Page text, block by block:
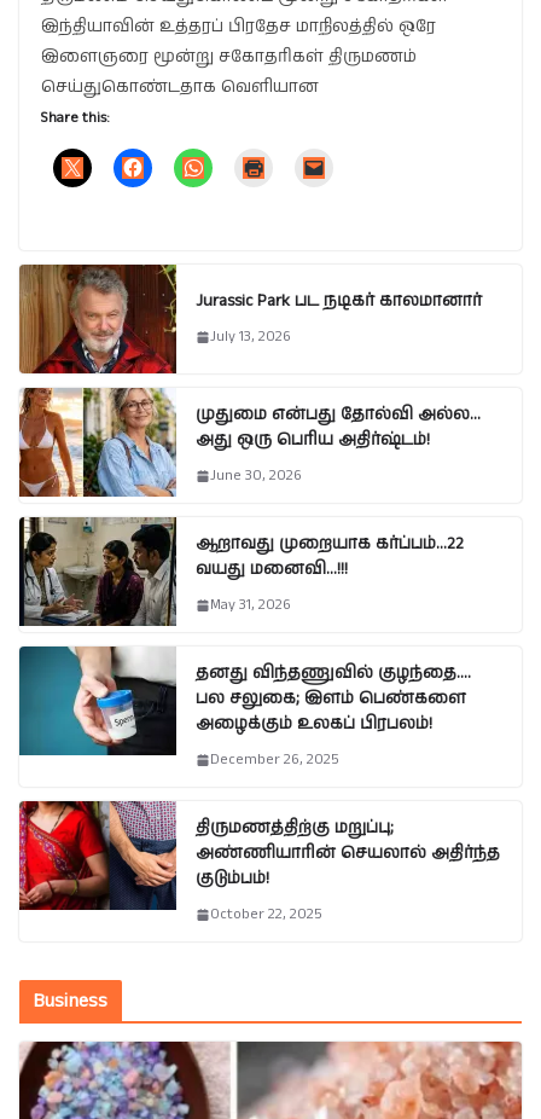
இந்தியாவின் உத்தரப் பிரதேச மாநிலத்தில் ஒரே
இளைஞரை மூன்று சகோதரிகள் திருமணம்
செய்துகொண்டதாக வெளியான
Share this:
Jurassic Park பட நடிகர் காலமானார்
July 13, 2026
முதுமை என்பது தோல்வி அல்ல…
அது ஒரு பெரிய அதிர்ஷ்டம்!
June 30, 2026
ஆறாவது முறையாக கர்ப்பம்…22
வயது மனைவி…!!!
May 31, 2026
தனது விந்தணுவில் குழந்தை….
பல சலுகை; இளம் பெண்களை
அழைக்கும் உலகப் பிரபலம்!
December 26, 2025
திருமணத்திற்கு மறுப்பு;
அண்ணியாரின் செயலால் அதிர்ந்த
குடும்பம்!
October 22, 2025
Business